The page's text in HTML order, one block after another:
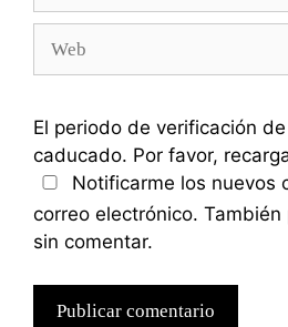
El periodo de verificación
caducado. Por favor,
Notificarme los nuevos
correo electrónico. También
sin comentar.